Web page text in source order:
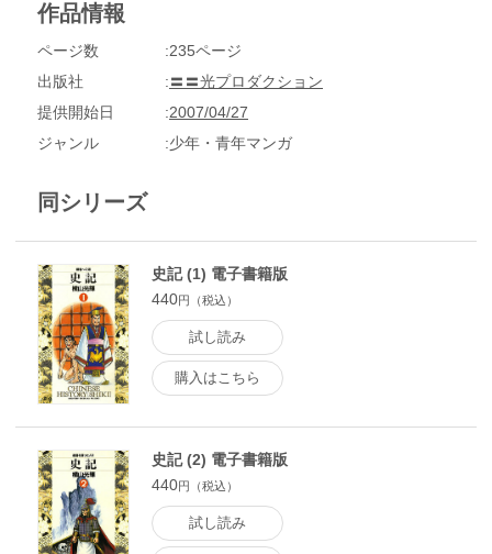
袁?、晁錯の対立が注目を浴び始めた!!
作品情報
ページ数
235ページ
出版社
〓〓光プロダクション
提供開始日
2007/04/27
ジャンル
少年・青年マンガ
同シリーズ
史記 (1) 電子書籍版
440円（税込）
試し読み
購入はこちら
史記 (2) 電子書籍版
440円（税込）
試し読み